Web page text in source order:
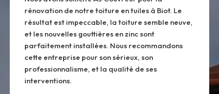
rénovation de notre toiture en tuiles à Biot. Le
résultat est impeccable, la toiture semble neuve,
et les nouvelles gouttières en zinc sont
parfaitement installées. Nous recommandons
cette entreprise pour son sérieux, son
professionnalisme, et la qualité de ses
interventions.